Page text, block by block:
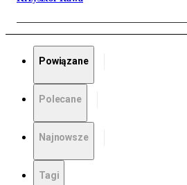
Powiązane
Polecane
Najnowsze
Tagi